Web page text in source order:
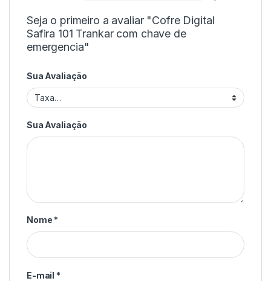
Seja o primeiro a avaliar "Cofre Digital
Safira 101 Trankar com chave de
emergencia"
Sua Avaliação
Sua Avaliação
Nome *
E-mail *